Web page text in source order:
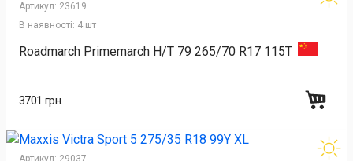
Артикул: 23619
В наявності: 4 шт
Roadmarch Primemarch H/T 79 265/70 R17 115T
3701 грн.
Артикул: 29037